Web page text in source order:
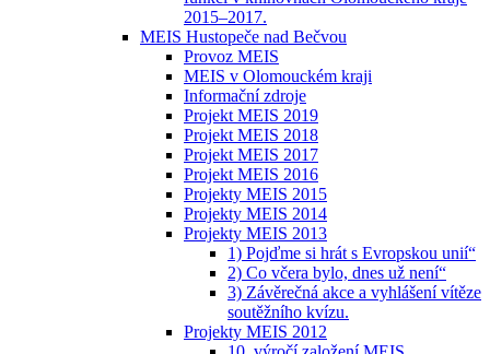
2015–2017.
MEIS Hustopeče nad Bečvou
Provoz MEIS
MEIS v Olomouckém kraji
Informační zdroje
Projekt MEIS 2019
Projekt MEIS 2018
Projekt MEIS 2017
Projekt MEIS 2016
Projekty MEIS 2015
Projekty MEIS 2014
Projekty MEIS 2013
1) Pojďme si hrát s Evropskou unií“
2) Co včera bylo, dnes už není“
3) Závěrečná akce a vyhlášení vítěze
soutěžního kvízu.
Projekty MEIS 2012